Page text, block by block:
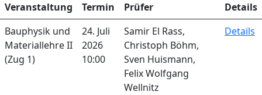
Veranstaltung Termin Prüfer
Details
Bauphysik und
Materiallehre II
(Zug 1)
24. Juli
2026
10:00
Samir El Rass,
Christoph Böhm,
Sven Huismann,
Felix Wolfgang
Wellnitz
Details